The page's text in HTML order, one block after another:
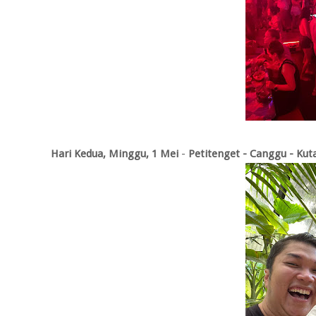
Hari Kedua, Minggu, 1 Mei - Petitenget - Canggu -